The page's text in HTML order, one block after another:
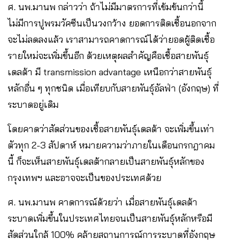
ศ. นพ.มานพ กล่าวว่า ถ้าไม่มีมาตรการที่เข้มข้นกว่านี้
ไม่มีการปูพรมวัคซีนเป็นวงกว้าง ยอดการติดเชื้อนอกจาก
จะไม่ลดลงแล้ว เราสามารถคาดการณ์ได้ว่ายอดผู้ติดเชื้อ
รายใหม่จะเพิ่มขึ้นอีก ด้วยเหตุผลสำคัญคือเชื้อสายพันธุ์
เดลต้า มี transmission advantage เหนือกว่าสายพันธุ์
หลักอื่น ๆ ทุกชนิด เมื่อเทียบกับสายพันธุ์อัลฟ่า (อังกฤษ) ที่
ระบาดอยู่เดิม
โดยคาดว่าสัดส่วนของเชื้อสายพันธุ์เดลต้า จะเพิ่มขึ้นเท่า
ตัวทุก 2-3 สัปดาห์ หมายความว่าภายในเดือนกรกฎาคม
นี้ ก็จะเห็นสายพันธุ์เดลต้ากลายเป็นสายพันธุ์หลักของ
กรุงเทพฯ และอาจจะเป็นของประเทศด้วย
ศ. นพ.มานพ คาดการณ์ด้วยว่า เมื่อสายพันธุ์เดลต้า
ระบาดเพิ่มขึ้นในประเทศไทยจนเป็นสายพันธุ์หลักหรือมี
สัดส่วนใกล้ 100% คล้ายสถานการณ์การระบาดที่อังกฤษ